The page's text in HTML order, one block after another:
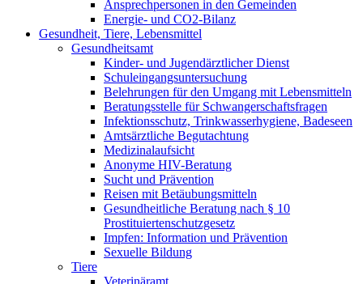
Ansprechpersonen in den Gemeinden
Energie- und CO2-Bilanz
Gesundheit, Tiere, Lebensmittel
Gesundheitsamt
Kinder- und Jugendärztlicher Dienst
Schuleingangsuntersuchung
Belehrungen für den Umgang mit Lebensmitteln
Beratungsstelle für Schwangerschaftsfragen
Infektionsschutz, Trinkwasserhygiene, Badeseen
Amtsärztliche Begutachtung
Medizinalaufsicht
Anonyme HIV-Beratung
Sucht und Prävention
Reisen mit Betäubungsmitteln
Gesundheitliche Beratung nach § 10
Prostituiertenschutzgesetz
Impfen: Information und Prävention
Sexuelle Bildung
Tiere
Veterinäramt